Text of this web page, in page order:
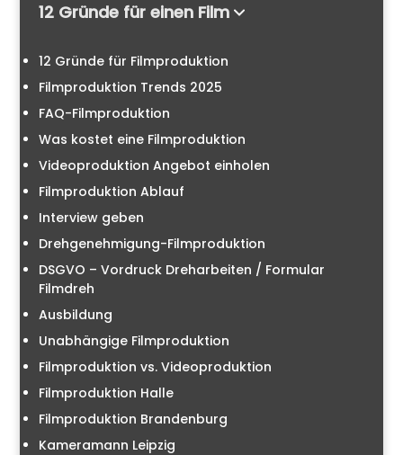
12 Gründe für einen Film
12 Gründe für Filmproduktion
Filmproduktion Trends 2025
FAQ-Filmproduktion
Was kostet eine Filmproduktion
Videoproduktion Angebot einholen
Filmproduktion Ablauf
Interview geben
Drehgenehmigung-Filmproduktion
DSGVO – Vordruck Dreharbeiten / Formular
Filmdreh
Ausbildung
Unabhängige Filmproduktion
Filmproduktion vs. Videoproduktion
Filmproduktion Halle
Filmproduktion Brandenburg
Kameramann Leipzig